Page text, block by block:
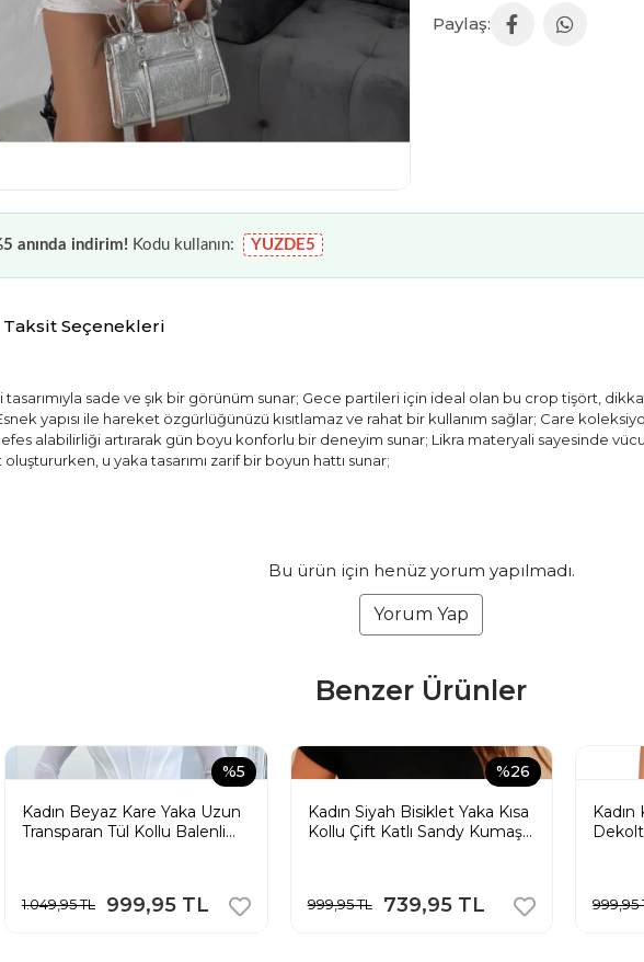
anında indirim! Kodu kullanın: YUZDE5
Taksit Seçenekleri
sade ve şık bir görünüm sunar; Gece partileri için ideal olan bu crop tişört,
yapısı ile hareket özgürlüğünüzü kısıtlamaz ve rahat bir kullanım sağlar; Care
alabilirliği artırarak gün boyu konforlu bir deneyim sunar; Likra materyali sayesinde
u yaka tasarımı zarif bir boyun hattı sunar;
Bu ürün için henüz yorum yapılmadı.
Yorum Yap
Benzer Ürünler
%5
Kadın Beyaz Kare Yaka Uzun
Transparan Tül Kollu Balenli
1.049,95 TL 999,95 TL
%26
Kadın Siyah Bisiklet Yaka Kısa
Kollu Çift Katlı Sandy Kumaş
999,95 TL 739,95 TL
Kadın
999,95